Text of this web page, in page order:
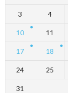
3 4
10 11
17 18
24 25
31